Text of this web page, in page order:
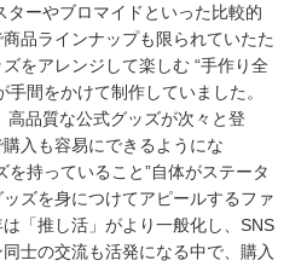
ターやブロマイドといった比較的
品ラインナップも限られていたた
をアレンジして楽しむ “手作り全
間をかけて制作していました。
品質な公式グッズが次々と登
入も容易にできるようにな
を持っていること”自体がステータ
ズを身につけてアピールするファ
「推し活」がより一般化し、SNS
士の交流も活発になる中で、購入